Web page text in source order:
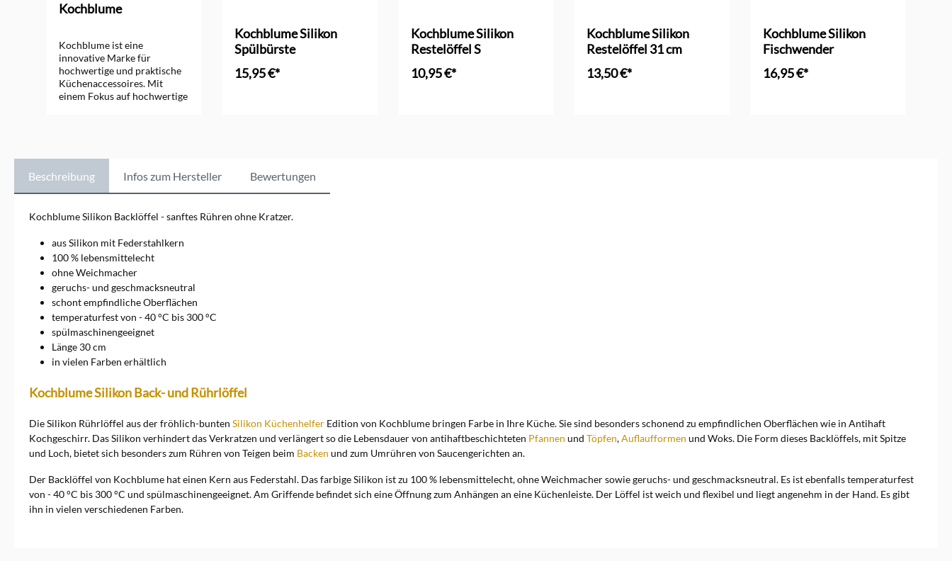
Kochblume
Kochblume ist eine
innovative Marke für
hochwertige und praktische
Küchenaccessoires. Mit
einem Fokus auf hochwertige
Kochutensilien und
Backformen, die
hitzebeständig, langlebig und
einfach zu reinigen sind.
Diese Produkte helfen, den
Kochalltag zu erleichtern und
Küchenumgebung. Entdecken
Sie die funktionale Eleganz
von Kochblume und
verbessern Sie Ihre Koch-
und Backerlebnisse mit
cleverem Design.
Kochblume Silikon
Spülbürste
15,95 €*
Kochblume Silikon
Restelöffel S
10,95 €*
Kochblume Silikon
Restelöffel 31 cm
13,50 €*
Kochblume Silikon
Fischwender
16,95 €*
Beschreibung Infos zum Hersteller Bewertungen
Kochblume Silikon Backlöffel - sanftes Rühren ohne Kratzer.
aus Silikon mit Federstahlkern
100 % lebensmittelecht
ohne Weichmacher
geruchs- und geschmacksneutral
schont empfindliche Oberflächen
temperaturfest von - 40 °C bis 300 °C
spülmaschinengeeignet
Länge 30 cm
in vielen Farben erhältlich
Kochblume Silikon Back- und Rührlöffel
Die Silikon Rührlöffel aus der fröhlich-bunten Silikon Küchenhelfer Edition von Kochblume bringen Farbe in Ihre Küche. Sie sind besonders schonend zu empfindlichen Oberflächen wie in Antihaft
Kochgeschirr. Das Silikon verhindert das Verkratzen und verlängert so die Lebensdauer von antihaftbeschichteten Pfannen und Töpfen,Auflaufformen und Woks. Die Form dieses Backlöffels, mit Spitze
und Loch, bietet sich besonders zum Rühren von Teigen beim Backen und zum Umrühren von Saucengerichten an.
Der Backlöffel von Kochblume hat einen Kern aus Federstahl. Das farbige Silikon ist zu 100 % lebensmittelecht, ohne Weichmacher sowie geruchs- und geschmacksneutral. Es ist ebenfalls temperaturfest
von - 40 °C bis 300 °C und spülmaschinengeeignet. Am Griffende befindet sich eine Öffnung zum Anhängen an eine Küchenleiste. Der Löffel ist weich und flexibel und liegt angenehm in der Hand. Es gibt
ihn in vielen verschiedenen Farben.